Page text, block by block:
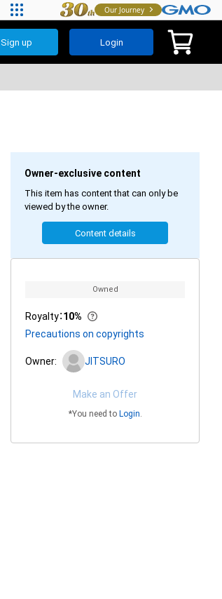
Sign up Login
Owner-exclusive content
This item has content that can only be
viewed by the owner.
Content details
Owned
Royalty：10%
Precautions on copyrights
Owner: JITSURO
Make an Offer
*You need to Login.
Our Journey